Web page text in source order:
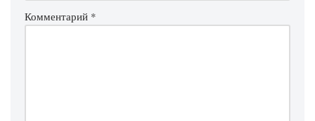
Комментарий *